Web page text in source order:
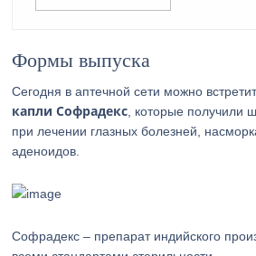
Формы выпуска
Сегодня в аптечной сети можно
капли Софрадекс , которые получили
при лечении глазных болезней,
аденоидов.
Софрадекс – препарат индийского